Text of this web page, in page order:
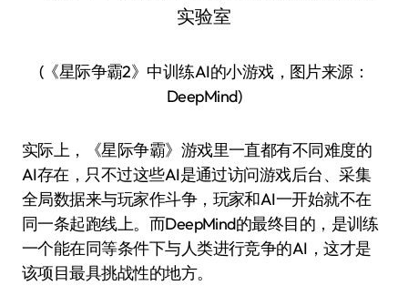
(《星际争霸2》中训练AI的小游戏，图片来源：
DeepMind)
实际上，《星际争霸》游戏里一直都有不同难度的
AI存在，只不过这些AI是通过访问游戏后台、采集
全局数据来与玩家作斗争，玩家和AI一开始就不在
同一条起跑线上。而DeepMind的最终目的，是训练
一个能在同等条件下与人类进行竞争的AI，这才是
该项目最具挑战性的地方。